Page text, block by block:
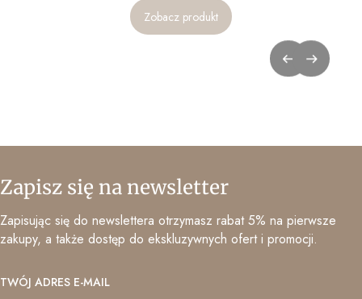
Zobacz produkt
Zapisz się na newsletter
Zapisując się do newslettera otrzymasz rabat 5% na pierwsze
zakupy, a także dostęp do ekskluzywnych ofert i promocji.
TWÓJ ADRES E-MAIL